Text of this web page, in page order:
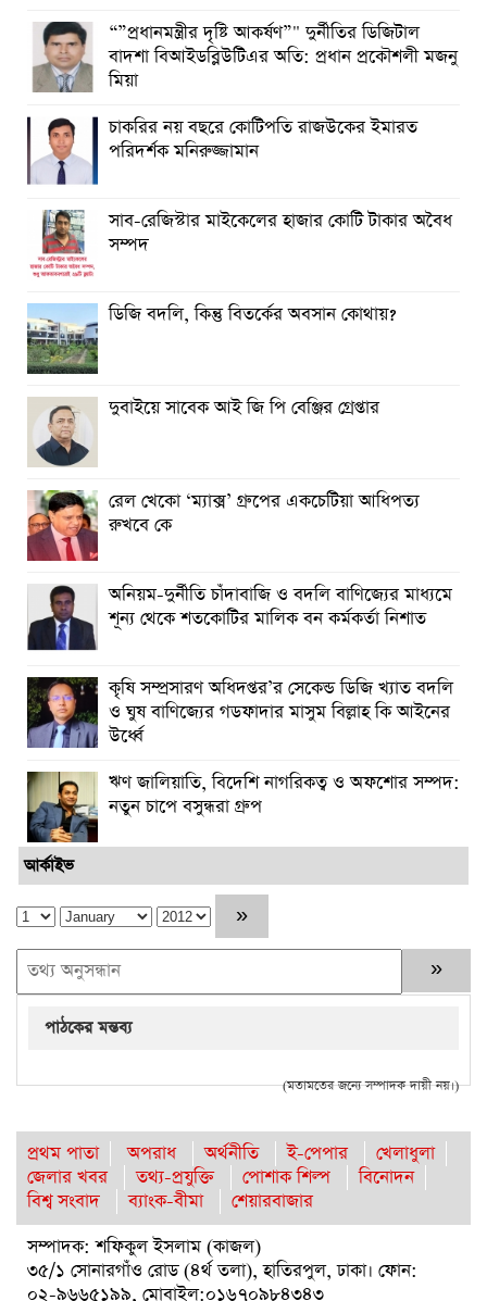
“”প্রধানমন্ত্রীর দৃষ্টি আকর্ষণ”" দুর্নীতির ডিজিটাল
বাদশা বিআইডব্লিউটিএর অতি: প্রধান প্রকৌশলী মজনু
মিয়া
চাকরির নয় বছরে কোটিপতি রাজউকের ইমারত
পরিদর্শক মনিরুজ্জামান
সাব-রেজিস্টার মাইকেলের হাজার কোটি টাকার অবৈধ
সম্পদ
ডিজি বদলি, কিন্তু বিতর্কের অবসান কোথায়?
দুবাইয়ে সাবেক আই জি পি বেঞ্জির গ্রেপ্তার
রেল খেকো ‘ম্যাক্স’ গ্রুপের একচেটিয়া আধিপত্য
রুখবে কে
অনিয়ম-দুর্নীতি চাঁদাবাজি ও বদলি বাণিজ্যের মাধ্যমে
শূন্য থেকে শতকোটির মালিক বন কর্মকর্তা নিশাত
কৃষি সম্প্রসারণ অধিদপ্তর’র সেকেন্ড ডিজি খ্যাত বদলি
ও ঘুষ বাণিজ্যের গডফাদার মাসুম বিল্লাহ কি আইনের
উর্ধ্বে
ঋণ জালিয়াতি, বিদেশি নাগরিকত্ব ও অফশোর সম্পদ:
নতুন চাপে বসুন্ধরা গ্রুপ
আর্কাইভ
পাঠকের মন্তব্য
(মতামতের জন্যে সম্পাদক দায়ী নয়।)
প্রথম পাতা অপরাধ অর্থনীতি ই-পেপার
খেলাধুলা
জেলার খবর
তথ্য-প্রযুক্তি পোশাক শিল্প
বিনোদন
বিশ্ব সংবাদ
ব্যাংক-বীমা
শেয়ারবাজার
সম্পাদক: শফিকুল ইসলাম (কাজল)
৩৫/১ সোনারগাঁও রোড (৪র্থ তলা), হাতিরপুল, ঢাকা। ফোন:
০২-৯৬৬৫১৯৯, মোবাইল:০১৬৭০৯৮৪৩৪৩